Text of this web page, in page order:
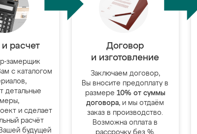
расчет
замерщик
с каталогом
детальные
и сделает
расчёт
будущей
Договор
и изготовление
Заключаем договор,
Вы вносите предоплату в
размере 10% от суммы
договора, и мы отдаём
заказ в производство.
Возможна оплата в
рассрочку без %.